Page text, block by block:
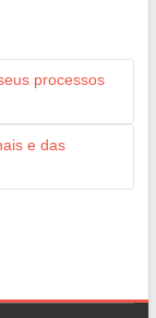
processos
e das